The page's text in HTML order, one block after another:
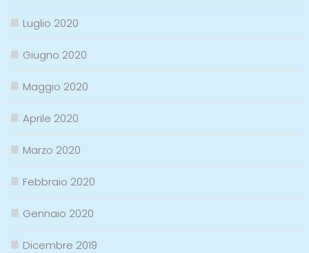
Luglio 2020
Giugno 2020
Maggio 2020
Aprile 2020
Marzo 2020
Febbraio 2020
Gennaio 2020
Dicembre 2019